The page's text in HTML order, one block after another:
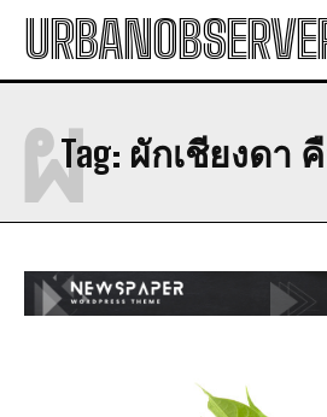
Tag: ผักเชียงดา คื
ผ